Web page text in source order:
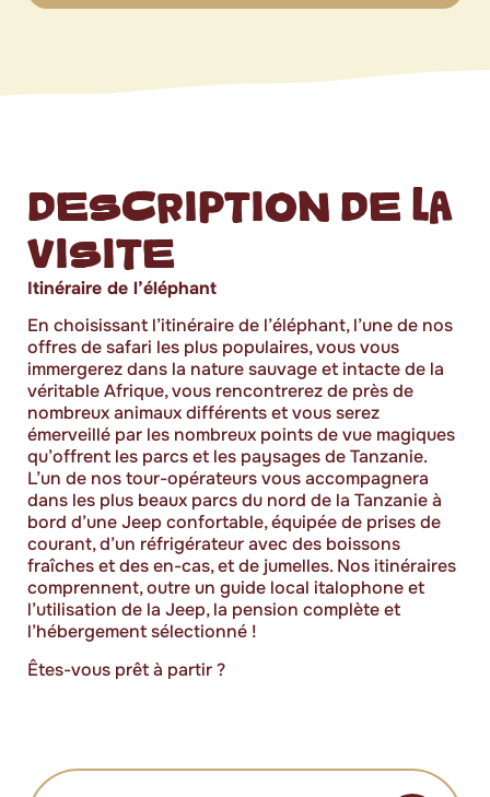
DESCRIPTION DE LA
VISITE
Itinéraire de l’éléphant
En choisissant l’itinéraire de l’éléphant, l’une de nos
offres de safari les plus populaires, vous vous
immergerez dans la nature sauvage et intacte de la
véritable Afrique, vous rencontrerez de près de
nombreux animaux différents et vous serez
émerveillé par les nombreux points de vue magiques
qu’offrent les parcs et les paysages de Tanzanie.
L’un de nos tour-opérateurs vous accompagnera
dans les plus beaux parcs du nord de la Tanzanie à
bord d’une Jeep confortable, équipée de prises de
courant, d’un réfrigérateur avec des boissons
fraîches et des en-cas, et de jumelles. Nos itinéraires
comprennent, outre un guide local italophone et
l’utilisation de la Jeep, la pension complète et
l’hébergement sélectionné !
Êtes-vous prêt à partir ?